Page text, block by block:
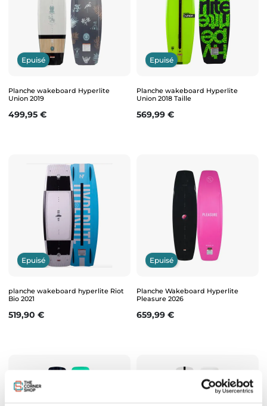
Epuisé
Planche wakeboard Hyperlite
Union 2019
Prix
499,95 €
Epuisé
Planche wakeboard Hyperlite
Union 2018 Taille
Prix
569,99 €
Epuisé
planche wakeboard hyperlite Riot
Bio 2021
Prix
519,90 €
Epuisé
Planche Wakeboard Hyperlite
Pleasure 2026
Prix
659,99 €